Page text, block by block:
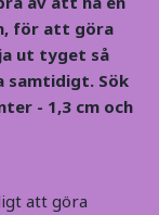
för att göra
ut tyget så
samtidigt. Sök
- 1,3 cm och
att göra